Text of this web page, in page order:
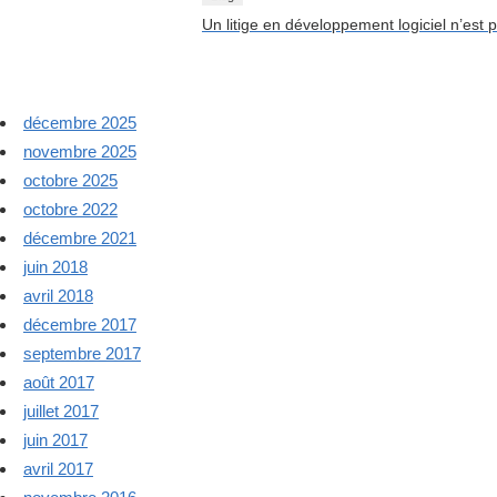
Un litige en développement logiciel n’est
décembre 2025
novembre 2025
octobre 2025
octobre 2022
décembre 2021
juin 2018
avril 2018
décembre 2017
septembre 2017
août 2017
juillet 2017
juin 2017
avril 2017